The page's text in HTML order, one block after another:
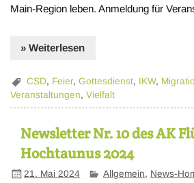
Main-Region leben. Anmeldung für
» Weiterlesen
CSD, Feier,Gottesdienst, IKW,
Veranstaltungen,Vielfalt
Newsletter Nr. 10 des AK
Hochtaunus 2024
21. Mai 2024 Allgemein, News-